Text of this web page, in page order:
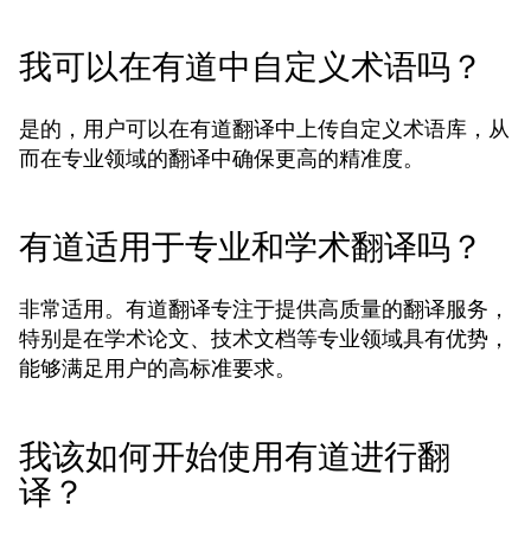
我可以在有道中自定义术语吗？
是的，用户可以在有道翻译中上传自定义术语库，从
而在专业领域的翻译中确保更高的精准度。
有道适用于专业和学术翻译吗？
非常适用。有道翻译专注于提供高质量的翻译服务，
特别是在学术论文、技术文档等专业领域具有优势，
能够满足用户的高标准要求。
我该如何开始使用有道进行翻
译？